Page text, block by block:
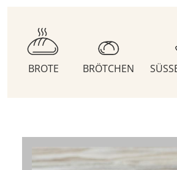
BROTE BRÖTCHEN